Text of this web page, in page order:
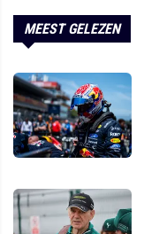
MEEST GELEZEN